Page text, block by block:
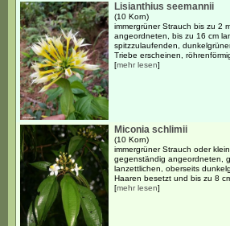
Lisianthius seemannii
(10 Korn)
immergrüner Strauch bis zu 2
angeordneten, bis zu 16 cm
spitzzulaufenden,
Triebe erscheinen,
[mehr lesen]
Miconia schlimii
(10 Korn)
immergrüner Strauch oder
gegenständig angeordneten,
lanzettlichen, oberseits
Haaren besetzt und bis zu 8 cm
[mehr lesen]